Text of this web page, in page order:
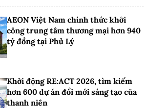
AEON Việt Nam chính thức khởi
công trung tâm thương mại hơn 940
tỷ đồng tại Phủ Lý
Khởi động RE:ACT 2026, tìm kiếm
hơn 600 dự án đổi mới sáng tạo của
thanh niên